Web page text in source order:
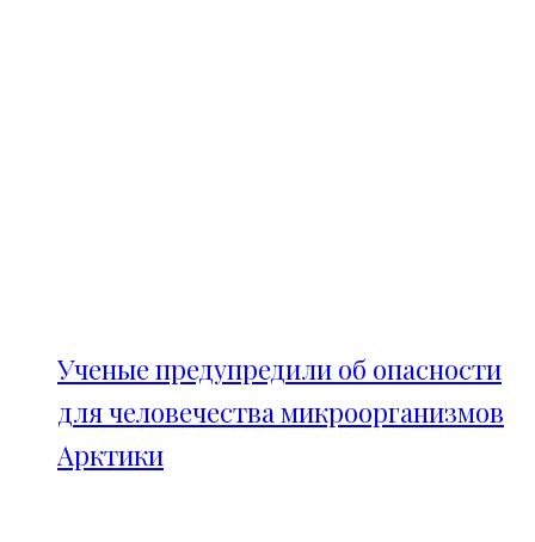
Ученые предупредили об опасности
для человечества микроорганизмов
Арктики